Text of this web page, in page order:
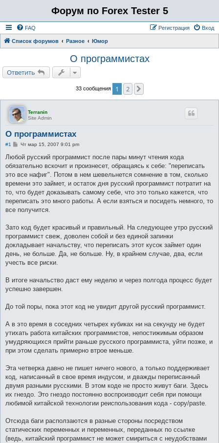
Форум по Forex Tester 5
FAQ Вход
Регистрация
Список форумов Разное Юмор
О программистах
Ответить
33 сообщения 1 2
Terranin
Site Admin
О программистах
#1
С
о
щ
е
и
е
Чт мар 15, 2007 9:01 pm
Любой русский программист после пары минут чтения кода
обязательно вскочит и произнесет, обращаясь к себе: "переписать
это все нафиг". Потом в нем шевельнется сомнение в том, сколько
времени это займет, и остаток дня русский программист потратит на
то, что будет доказывать самому себе, что это только кажется, что
переписать это много работы. А если взяться и посидеть немного, то
все получится.
Зато код будет красивый и правильный. На следующее утро русский
программист свеж, доволен собой и без единой запинки
докладывает начальству, что переписать этот кусок займет один
день, не больше. Да, не больше. Ну, в крайнем случае, два, если
учесть все риски.
В итоге начальство даст ему неделю и через полгода процесс будет
успешно завершен.
До той поры, пока этот код не увидит другой русский программист.
А в это время в соседних четырех кубиках ни на секунду не будет
утихать работа китайских программистов, непостижимым образом
умудряющихся прийти раньше русского программиста, уйти позже, и
при этом сделать примерно втрое меньше.
Эта четверка давно не пишет ничего нового, а только поддерживает
код, написанный в свое время индусом, и дважды переписанный
двумя разными русскими. В этом коде не просто живут баги. Здесь
их гнездо. Это гнездо постоянно воспроизводит себя при помощи
любимой китайской технологии реиспользования кода - copy/paste.
Отсюда баги расползаются в разные стороны посредством
статических переменных и переменных, переданных по ссылке
(ведь, китайский программист не может смириться с неудобствами